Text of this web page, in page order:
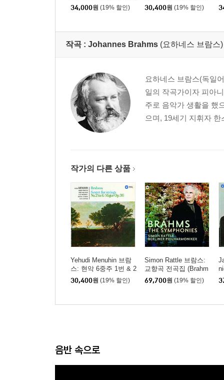
hoven: Symphony No.
9) [UHQCD]
34,000원 (19% 할인)
n: Symphony No. 9) [H
QCD]
30,400원 (19% 할인)
작곡 : Johannes Brahms (요하네스 브람스)
요하네스 브람스(독일
일의 작곡가이자 피아
주로 음악가 생활을 했
으며, 19세기 지휘자
작가의 다른 상품
Yehudi Menuhin 브람
스: 현악 6중주 1번 & 2
번 (Brahms: String Sex
tets No.1 & 20) [HQC
30,400원 (19% 할인)
Simon Rattle 브람스:
교향곡 전곡집 (Brahm
s: Complete Symphon
y) [SACD Hybrid]
69,700원 (19% 할인)
음반 속으로